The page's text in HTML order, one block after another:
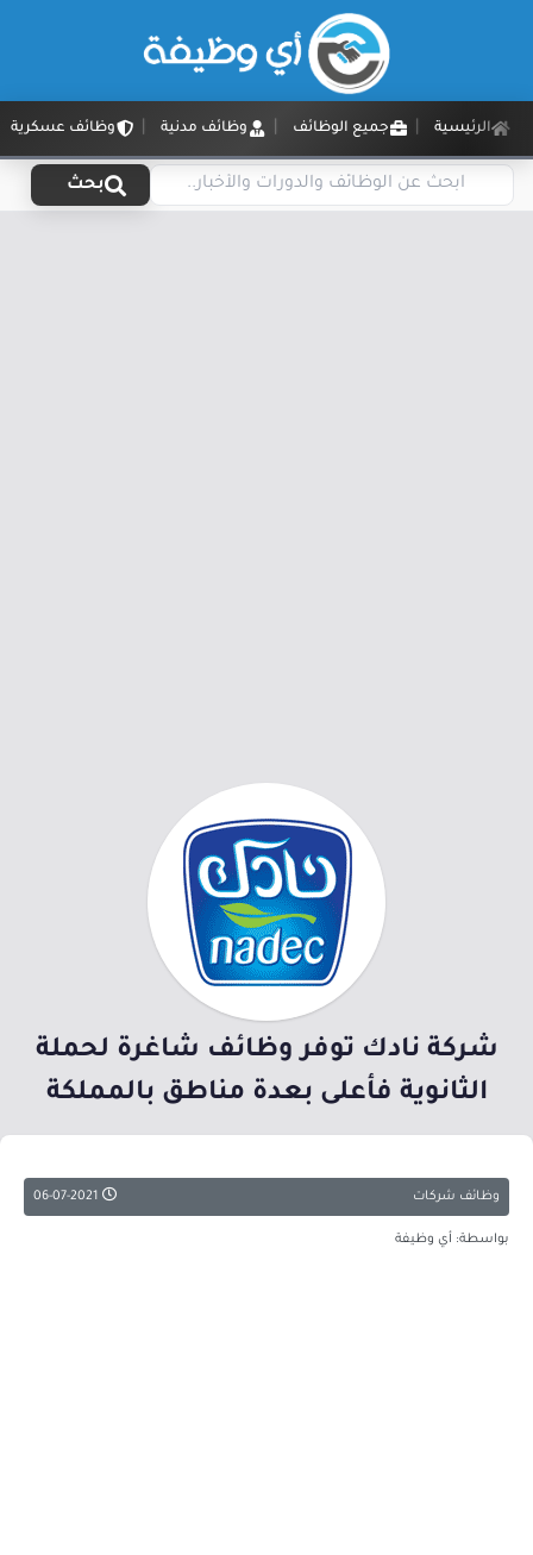
الرئيسية جميع الوظائف وظائف مدنية وظائف عسكرية
بحث
شركة نادك توفر وظائف شاغرة لحملة
الثانوية فأعلى بعدة مناطق بالمملكة
وظائف شركات
بواسطة: أي وظيفة